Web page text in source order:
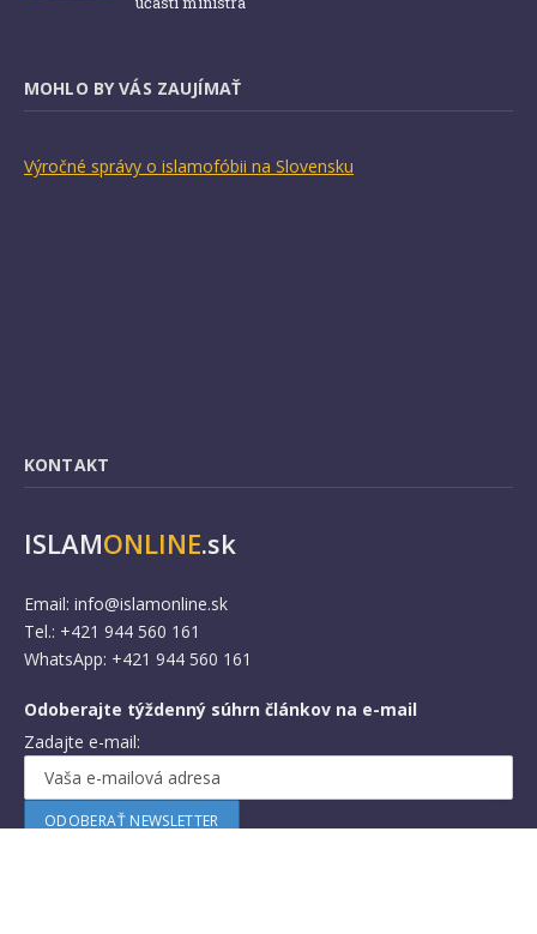
MOHLO BY VÁS ZAUJÍMAŤ
Výročné správy o islamofóbii na Slovensku
KONTAKT
ISLAMONLINE.sk
Email: info@islamonline.sk
Tel.: +421 944 560 161
WhatsApp: +421 944 560 161
Odoberajte týždenný súhrn článkov na e-mail
Zadajte e-mail: